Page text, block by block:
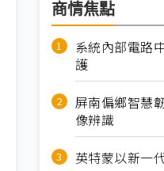
商情焦點
系統內部電路
護
屏南偏鄉智慧
像辨識
英特蒙以新一